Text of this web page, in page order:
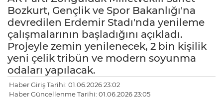
Bozkurt, Gençlik ve Spor Bakanlığı'na
devredilen Erdemir Stadı'nda yenileme
çalışmalarının başladığını açıkladı.
Projeyle zemin yenilenecek, 2 bin kişilik
yeni çelik tribün ve modern soyunma
odaları yapılacak.
Haber Giriş Tarihi: 01.06.2026 23:02
Haber Güncellenme Tarihi: 01.06.2026 23:05